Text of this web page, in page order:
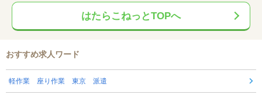
はたらこねっとTOPへ
おすすめ求人ワード
軽作業 座り作業 東京 派遣